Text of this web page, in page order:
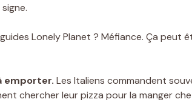
Lonely Planet ? Méfiance. Ça peut
emporter. Les Italiens commandent
chercher leur pizza pour la manger